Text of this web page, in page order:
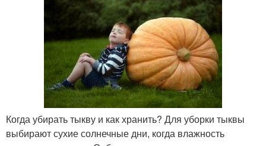
Когда убирать тыкву и как хранить? Для уборки тыквы
выбирают сухие солнечные дни, когда влажность